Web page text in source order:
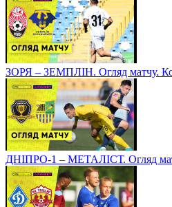
ЗОРЯ – ЗЕМПЛІН. Огляд матчу.
ДНІПРО-1 – МЕТАЛІСТ. Огляд